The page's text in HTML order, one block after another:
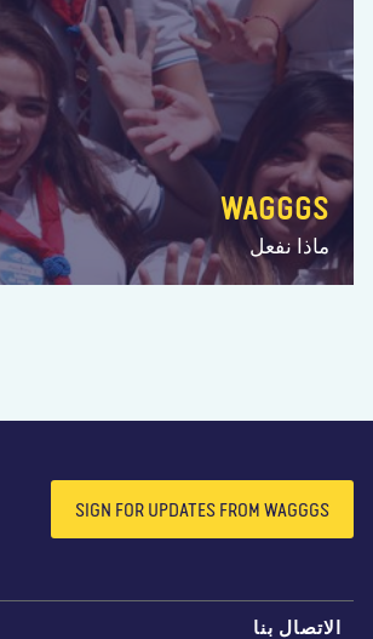
WAGGGS
ماذا نفعل
SIGN FOR UPDATES FROM WAGGGS
بنا